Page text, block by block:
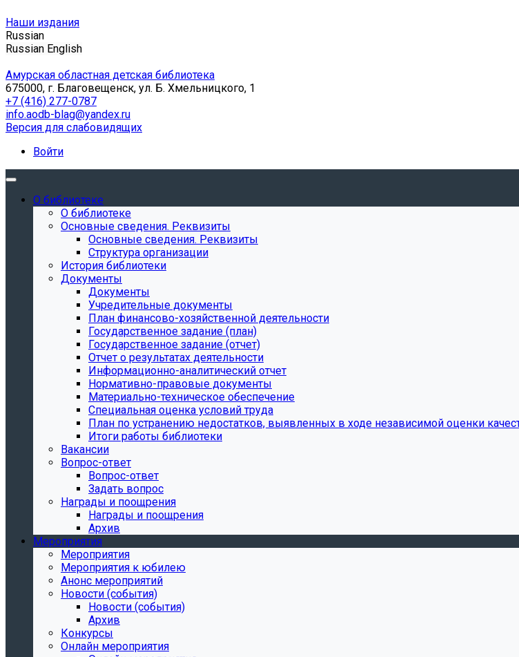
Наши издания
Russian
Russian English
Амурская областная детская библиотека
675000, г. Благовещенск, ул. Б. Хмельницкого, 1
+7 (416) 277-0787
info.aodb-blag@yandex.ru
Версия для слабовидящих
Войти
О библиотеке
О библиотеке
Основные сведения. Реквизиты
Основные сведения. Реквизиты
Структура организации
История библиотеки
Документы
Документы
Учредительные документы
План финансово-хозяйственной деятельности
Государственное задание (план)
Государственное задание (отчет)
Отчет о результатах деятельности
Информационно-аналитический отчет
Нормативно-правовые документы
Материально-техническое обеспечение
Специальная оценка условий труда
План по устранению недостатков, выявленных в ходе независимой оценки
Итоги работы библиотеки
Вакансии
Вопрос-ответ
Вопрос-ответ
Задать вопрос
Награды и поощрения
Награды и поощрения
Архив
Мероприятия
Мероприятия
Мероприятия к юбилею
Анонс мероприятий
Новости (события)
Новости (события)
Архив
Конкурсы
Онлайн мероприятия